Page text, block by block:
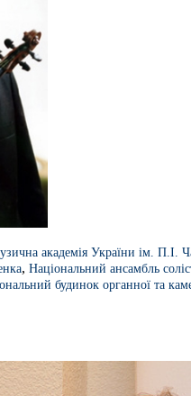
академія України ім. П.І.
, Національний ансамбль
будинок органної та